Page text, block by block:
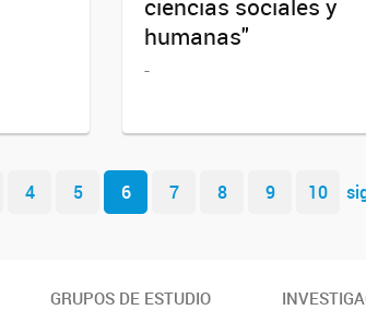
humanas"
-
4 5 6 7 8 9 10
GRUPOS DE ESTUDIO